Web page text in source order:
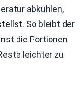
abkühlen,
So bleibt der
die Portionen
leichter zu